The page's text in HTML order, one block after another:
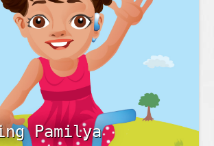
Pamilya